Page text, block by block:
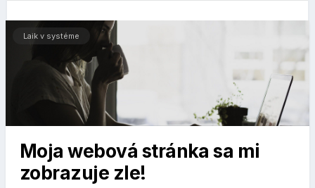
Laik v systéme
Moja webová stránka sa mi
zobrazuje zle!